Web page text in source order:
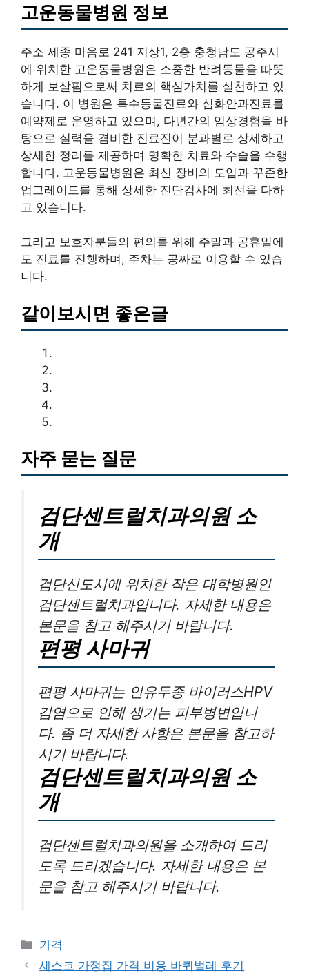
고운동물병원 정보
주소 세종 마음로 241 지상1, 2층 충청남도 공주시
에 위치한 고운동물병원은 소중한 반려동물을 따뜻
하게 보살핌으로써 치료의 핵심가치를 실천하고 있
습니다. 이 병원은 특수동물진료와 심화안과진료를
예약제로 운영하고 있으며, 다년간의 임상경험을 바
탕으로 실력을 겸비한 진료진이 분과별로 상세하고
상세한 정리를 제공하며 명확한 치료와 수술을 수행
합니다. 고운동물병원은 최신 장비의 도입과 꾸준한
업그레이드를 통해 상세한 진단검사에 최선을 다하
고 있습니다.
그리고 보호자분들의 편의를 위해 주말과 공휴일에
도 진료를 진행하며, 주차는 공짜로 이용할 수 있습
니다.
같이보시면 좋은글
자주 묻는 질문
검단센트럴치과의원 소
개
검단신도시에 위치한 작은 대학병원인
검단센트럴치과입니다. 자세한 내용은
본문을 참고 해주시기 바랍니다.
편평 사마귀
편평 사마귀는 인유두종 바이러스HPV
감염으로 인해 생기는 피부병변입니
다. 좀 더 자세한 사항은 본문을 참고하
시기 바랍니다.
검단센트럴치과의원 소
개
검단센트럴치과의원을 소개하여 드리
도록 드리겠습니다. 자세한 내용은 본
문을 참고 해주시기 바랍니다.
카
테
가격
세스코 가정집 가격 비용 바퀴벌레 후기